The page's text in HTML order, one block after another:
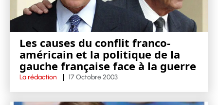
Les causes du conflit franco-
américain et la politique de la
gauche française face à la guerre
La rédaction 17 Octobre 2003